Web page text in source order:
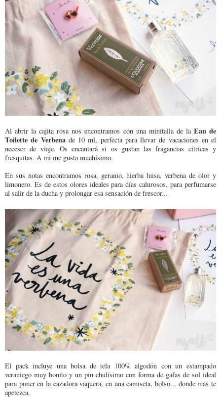
Al abrir la cajita rosa nos encontramos con una minitalla de la Eau de
Toilette de Verbenade 10 ml, perfecta para llevar de vacaciones en el
neceser de viaje. Os encantará si os gustan las fragancias cítricas y
fresquitas. A mi me gusta muchísimo.
En sus notas encontramos rosa, geranio, hierba luisa, verbena de olor y
limonero. Es de estos olores ideales para días calurosos, para perfumarse
al salir de la ducha y prolongar esa sensación de frescor...
El pack incluye una bolsa de tela 100% algodón con un estampado
veraniego muy bonito y un pin chulísimo con forma de gafas de sol ideal
para poner en la cazadora vaquera, en una camiseta, bolso... donde más te
apetezca.